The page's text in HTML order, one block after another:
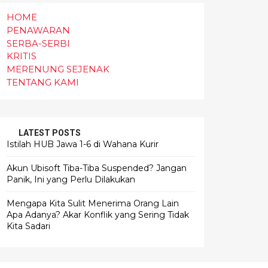
HOME
PENAWARAN
SERBA-SERBI
KRITIS
MERENUNG SEJENAK
TENTANG KAMI
LATEST POSTS
Istilah HUB Jawa 1-6 di Wahana Kurir
Akun Ubisoft Tiba-Tiba Suspended? Jangan
Panik, Ini yang Perlu Dilakukan
Mengapa Kita Sulit Menerima Orang Lain
Apa Adanya? Akar Konflik yang Sering Tidak
Kita Sadari